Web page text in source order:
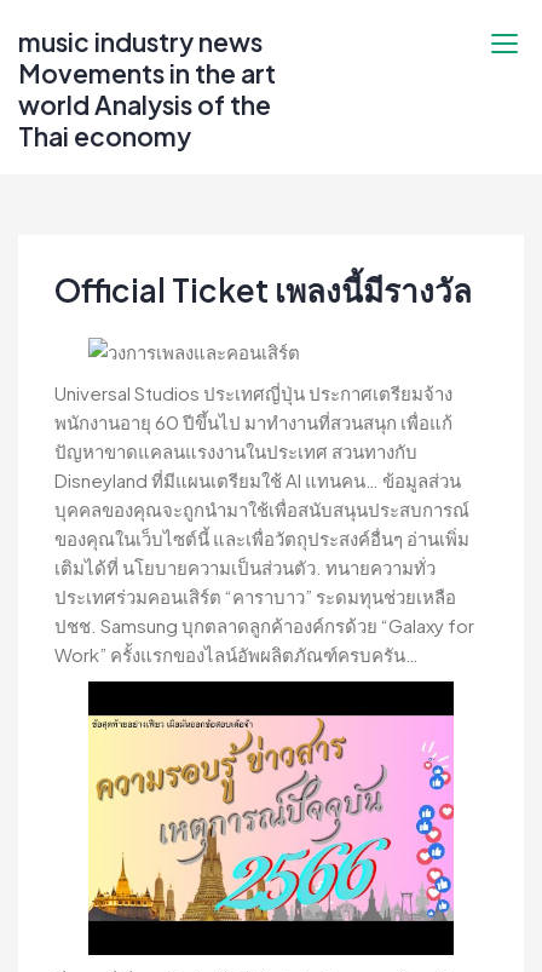
content
music industry news
Movements in the art
world Analysis of the
Thai economy
Official Ticket เพลงนี้มีรางวัล
Universal Studios ประเทศญี่ปุ่น ประกาศเตรียมจ้าง
พนักงานอายุ 60 ปีขึ้นไป มาทำงานที่สวนสนุก เพื่อแก้
ปัญหาขาดแคลนแรงงานในประเทศ สวนทางกับ
Disneyland ที่มีแผนเตรียมใช้ AI แทนคน… ข้อมูลส่วน
บุคคลของคุณจะถูกนำมาใช้เพื่อสนับสนุนประสบการณ์
ของคุณในเว็บไซต์นี้ และเพื่อวัตถุประสงค์อื่นๆ อ่านเพิ่ม
เติมได้ที่ นโยบายความเป็นส่วนตัว. ทนายความทั่ว
ประเทศร่วมคอนเสิร์ต “คาราบาว” ระดมทุนช่วยเหลือ
ปชช. Samsung บุกตลาดลูกค้าองค์กรด้วย “Galaxy for
Work” ครั้งแรกของไลน์อัพผลิตภัณฑ์ครบครัน…